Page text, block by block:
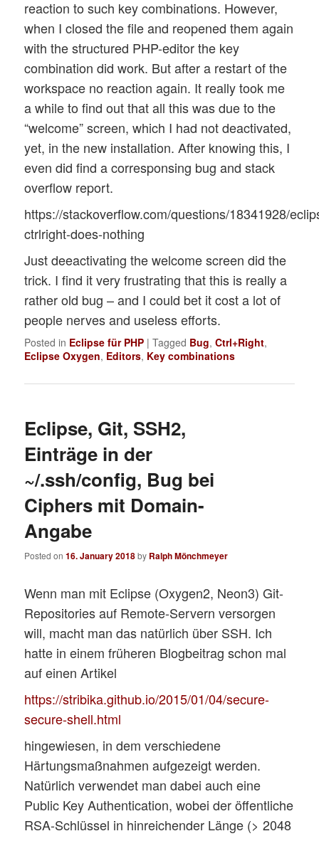
reaction to such key combinations. However,
when I closed the file and reopened them again
with the structured PHP-editor the key
combination did work. But after a restart of the
workspace no reaction again. It really took me
a while to find out that all this was due to the
“welcome” screen, which I had not deactivated,
yet, in the new installation. After knowing this, I
even did find a corresponsing bug and stack
overflow report.
https://stackoverflow.com/questions/18341928/
ctrlright-does-nothing
Just deeactivating the welcome screen did the
trick. I find it very frustrating that this is really a
rather old bug – and I could bet it cost a lot of
people nerves and useless efforts.
Posted in Eclipse für PHP |Tagged Bug,Ctrl+Right,
Eclipse Oxygen, Editors, Key combinations
Eclipse, Git, SSH2,
Einträge in der
~/.ssh/config, Bug bei
Ciphers mit Domain-
Angabe
Posted on16. January 2018by Ralph Mönchmeyer
Wenn man mit Eclipse (Oxygen2, Neon3) Git-
Repositories auf Remote-Servern versorgen
will, macht man das natürlich über SSH. Ich
hatte in einem früheren Blogbeitrag schon mal
auf einen Artikel
https://stribika.github.io/2015/01/04/secure-
secure-shell.html
hingewiesen, in dem verschiedene
Härtungsmaßnahmen aufgezeigt werden.
Natürlich verwendet man dabei auch eine
Public Key Authentication, wobei der öffentliche
RSA-Schlüssel in hinreichender Länge (> 2048